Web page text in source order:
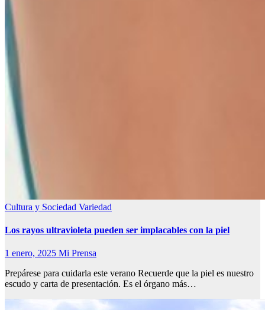
Cultura y Sociedad Variedad
Los rayos ultravioleta pueden ser implacables con la piel
1 enero, 2025 Mi Prensa
Prepárese para cuidarla este verano Recuerde que la piel es nuestro
escudo y carta de presentación. Es el órgano más…